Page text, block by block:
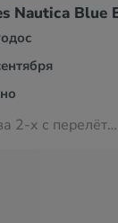
Nautica Blue
2-х с перелётом из Ганновера